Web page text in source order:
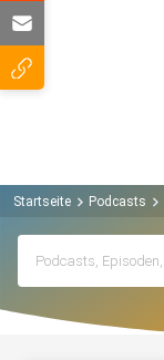
Startseite Podcasts